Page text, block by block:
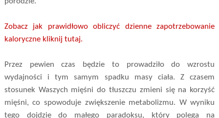
Zobacz jak prawidłowo obliczyć dzienne zapotrzebowanie
kaloryczne kliknij tutaj.
Przez pewien czas będzie to prowadziło do wzrostu
wydajności i tym samym spadku masy ciała. Z czasem
stosunek Waszych mięśni do tłuszczu zmieni się na korzyść
mięśni, co spowoduje zwiększenie metabolizmu. W wyniku
tego dojdzie do małego paradoksu, który polega na